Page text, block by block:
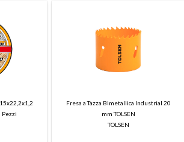
Pezzi
Fresa a Tazza Bimetallica Industrial 20
mm TOLSEN
TOLSEN